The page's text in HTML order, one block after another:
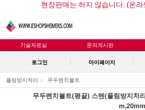
현장판매는 하지 않습니다. (온
기술자료실 문의게시판
로그인 마이페이지
풀림방지처리 무두렌치볼트
무두렌치볼트(평끝) 스텐(풀림방지처